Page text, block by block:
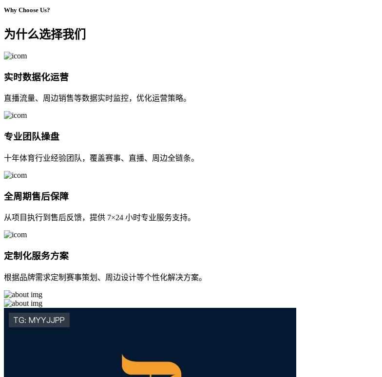
Why Choose Us?
为什么选择我们
实时数据化运营
直播流量、周边销售等数据实时监控，优化运营策略。
专业团队操盘
十年体育行业经验团队，覆盖赛事、直播、周边全链条。
全周期售后保障
从项目执行到售后反馈，提供 7×24 小时专业服务支持。
定制化服务方案
根据品牌需求定制赛事策划、周边设计等个性化解决方案。